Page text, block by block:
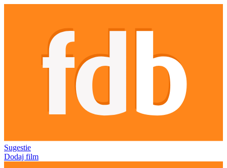
Sugestie
Dodaj film